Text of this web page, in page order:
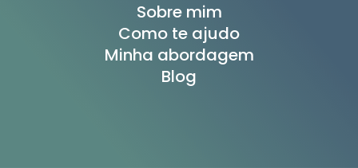
Sobre mim
Como te ajudo
Minha abordagem
Blog